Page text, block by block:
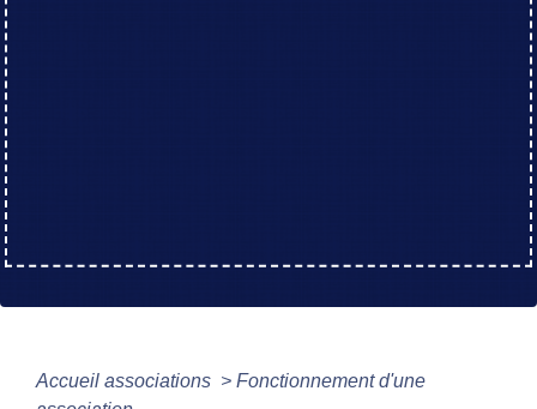
Accueil associations > Fonctionnement d'une